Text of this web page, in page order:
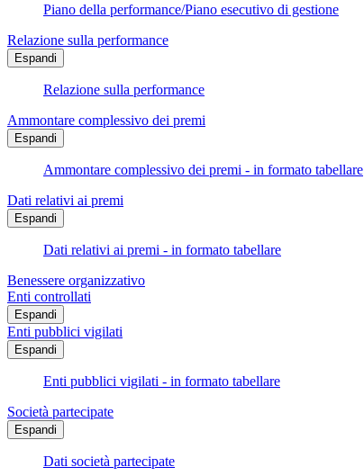
Piano della performance/Piano esecutivo di gestione
Relazione sulla performance
Espandi
Relazione sulla performance
Ammontare complessivo dei premi
Espandi
Ammontare complessivo dei premi - in formato tabellare
Dati relativi ai premi
Espandi
Dati relativi ai premi - in formato tabellare
Benessere organizzativo
Enti controllati
Espandi
Enti pubblici vigilati
Espandi
Enti pubblici vigilati - in formato tabellare
Società partecipate
Espandi
Dati società partecipate